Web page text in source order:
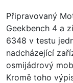
Připravovaný
Geekbench 4 a
6348 v testu
nadcházející
osmijádrový
Kromě toho